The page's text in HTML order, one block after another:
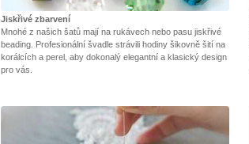
Jiskřivé zbarvení
Mnohé z našich šatů mají na rukávech nebo pasu jiskřivé
beading. Profesionální švadle strávili hodiny šikovně šití na
korálcích a perel, aby dokonalý elegantní a klasický design
pro vás.